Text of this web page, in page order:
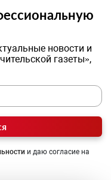
новости и
газеты»,
и даю согласие на